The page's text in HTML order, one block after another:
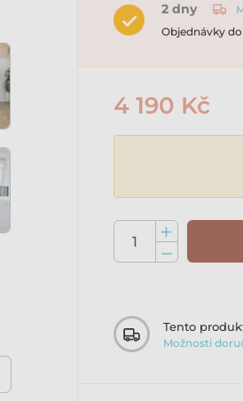
2 dny
Objednávky do
4 190 Kč
Tento
Možnosti